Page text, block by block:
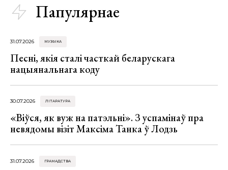
Папулярнае
31.07.2026 МУЗЫКА
Песні, якія сталі часткай беларускага
нацыянальнага коду
30.07.2026 ЛІТАРАТУРА
«Віўся, як вуж на патэльні». З успамінаў пра
невядомы візіт Максіма Танка ў Лодзь
31.07.2026 ГРАМАДСТВА